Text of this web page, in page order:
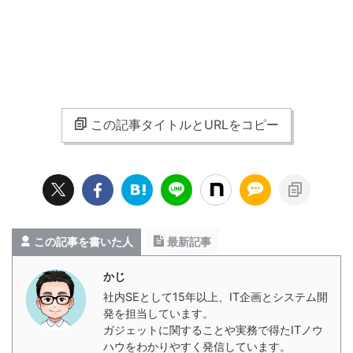
この記事タイトルとURLをコピー
この記事を書いた人 最新記事
かじ
社内SEとして15年以上、IT企画とシステム開
発を担当しています。
ガジェットに関することや実務で得たITノウ
ハウをわかりやすく発信しています。